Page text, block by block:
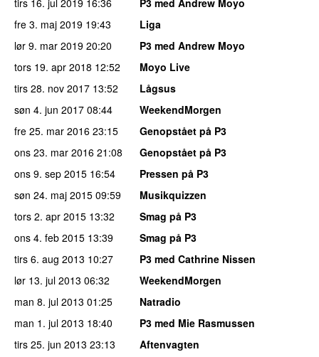
fre 3. maj 2019 19:43
Liga
lør 9. mar 2019 20:20
P3 med Andrew Moyo
tors 19. apr 2018 12:52
Moyo Live
tirs 28. nov 2017 13:52
Lågsus
søn 4. jun 2017 08:44
WeekendMorgen
fre 25. mar 2016 23:15
Genopstået på P3
ons 23. mar 2016 21:08
Genopstået på P3
ons 9. sep 2015 16:54
Pressen på P3
søn 24. maj 2015 09:59
Musikquizzen
tors 2. apr 2015 13:32
Smag på P3
ons 4. feb 2015 13:39
Smag på P3
tirs 6. aug 2013 10:27
P3 med Cathrine Nissen
lør 13. jul 2013 06:32
WeekendMorgen
man 8. jul 2013 01:25
Natradio
man 1. jul 2013 18:40
P3 med Mie Rasmussen
tirs 25. jun 2013 23:13
Aftenvagten